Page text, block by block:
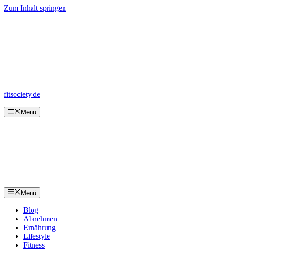
Zum Inhalt springen
fitsociety.de
Menü
Menü
Blog
Abnehmen
Ernährung
Lifestyle
Fitness